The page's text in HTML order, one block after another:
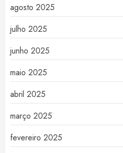
agosto 2025
julho 2025
junho 2025
maio 2025
abril 2025
março 2025
fevereiro 2025